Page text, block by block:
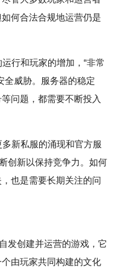
何合法合规地运营仍是
行和玩家的增加，“非常
全威胁。服务器的稳定
问题，都需要不断投入
新私服的涌现和官方服
创新以保持竞争力。如何
也是需要长期关注的问
创建并运营的游戏，它
由玩家共同构建的文化